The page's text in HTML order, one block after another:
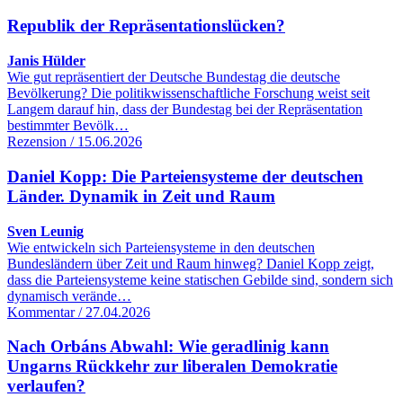
Republik der Repräsentationslücken?
Janis Hülder
Wie gut repräsentiert der Deutsche Bundestag die deutsche
Bevölkerung? Die politikwissenschaftliche Forschung weist seit
Langem darauf hin, dass der Bundestag bei der Repräsentation
bestimmter Bevölk…
Rezension / 15.06.2026
Daniel Kopp: Die Parteiensysteme der deutschen
Länder. Dynamik in Zeit und Raum
Sven Leunig
Wie entwickeln sich Parteiensysteme in den deutschen
Bundesländern über Zeit und Raum hinweg? Daniel Kopp zeigt,
dass die Parteiensysteme keine statischen Gebilde sind, sondern sich
dynamisch verände…
Kommentar / 27.04.2026
Nach Orbáns Abwahl: Wie geradlinig kann
Ungarns Rückkehr zur liberalen Demokratie
verlaufen?